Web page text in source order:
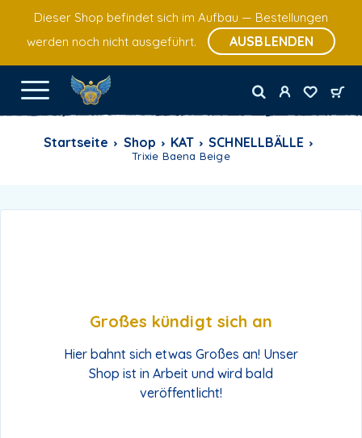
Dieser Shop befindet sich im Aufbau — Bestellungen
werden noch nicht ausgeführt.
AUSBLENDEN
Startseite Shop KAT SCHNELLBÄLLE
Trixie Baena Beige
Großes kündigt sich an
Hier bahnt sich etwas Großes an! Unser
Shop ist in Arbeit und wird bald
veröffentlicht!